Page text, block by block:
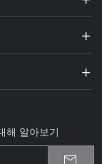
알아보기